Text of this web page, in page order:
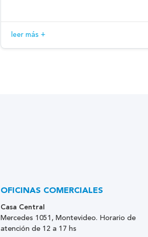
leer más +
OFICINAS COMERCIALES
Casa Central
Mercedes 1051, Montevideo. Horario de
atención de 12 a 17 hs